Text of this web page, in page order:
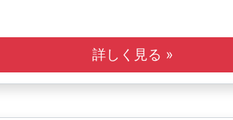
詳しく見る »